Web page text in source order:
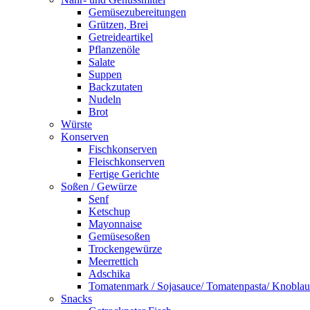
Gemüsezubereitungen
Grützen, Brei
Getreideartikel
Pflanzenöle
Salate
Suppen
Backzutaten
Nudeln
Brot
Würste
Konserven
Fischkonserven
Fleischkonserven
Fertige Gerichte
Soßen / Gewürze
Senf
Ketschup
Mayonnaise
Gemüsesoßen
Trockengewürze
Meerrettich
Adschika
Tomatenmark / Sojasauce/ Tomatenpasta/
Snacks